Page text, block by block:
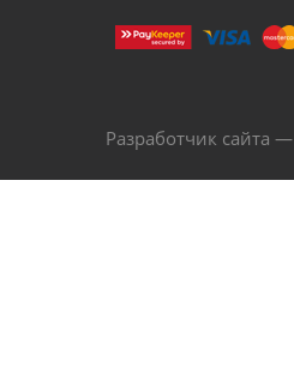
Разработчик сайта —